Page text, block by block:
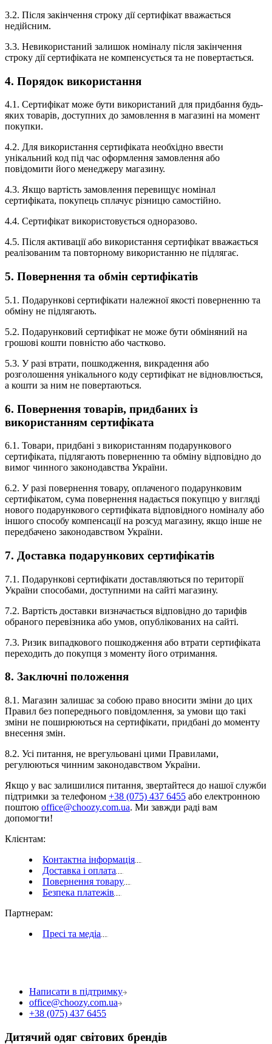
3.2. Після закінчення строку дії сертифікат вважається
недійсним.
3.3. Невикористаний залишок номіналу після закінчення
строку дії сертифіката не компенсується та не повертається.
4. Порядок використання
4.1. Сертифікат може бути використаний для придбання будь-
яких товарів, доступних до замовлення в магазині на момент
покупки.
4.2. Для використання сертифіката необхідно ввести
унікальний код під час оформлення замовлення або
повідомити його менеджеру магазину.
4.3. Якщо вартість замовлення перевищує номінал
сертифіката, покупець сплачує різницю самостійно.
4.4. Сертифікат використовується одноразово.
4.5. Після активації або використання сертифікат вважається
реалізованим та повторному використанню не підлягає.
5. Повернення та обмін сертифікатів
5.1. Подарункові сертифікати належної якості поверненню та
обміну не підлягають.
5.2. Подарунковий сертифікат не може бути обміняний на
грошові кошти повністю або частково.
5.3. У разі втрати, пошкодження, викрадення або
розголошення унікального коду сертифікат не відновлюється,
а кошти за ним не повертаються.
6. Повернення товарів, придбаних із
використанням сертифіката
6.1. Товари, придбані з використанням подарункового
сертифіката, підлягають поверненню та обміну відповідно до
вимог чинного законодавства України.
6.2. У разі повернення товару, оплаченого подарунковим
сертифікатом, сума повернення надається покупцю у вигляді
нового подарункового сертифіката відповідного номіналу або
іншого способу компенсації на розсуд магазину, якщо інше не
передбачено законодавством України.
7. Доставка подарункових сертифікатів
7.1. Подарункові сертифікати доставляються по території
України способами, доступними на сайті магазину.
7.2. Вартість доставки визначається відповідно до тарифів
обраного перевізника або умов, опублікованих на сайті.
7.3. Ризик випадкового пошкодження або втрати сертифіката
переходить до покупця з моменту його отримання.
8. Заключні положення
8.1. Магазин залишає за собою право вносити зміни до цих
Правил без попереднього повідомлення, за умови що такі
зміни не поширюються на сертифікати, придбані до моменту
внесення змін.
8.2. Усі питання, не врегульовані цими Правилами,
регулюються чинним законодавством України.
Якщо у вас залишилися питання, звертайтеся до нашої служби
підтримки за телефоном +38 (075) 437 6455 або електронною
поштою office@choozy.com.ua. Ми завжди раді вам
допомогти!
Клієнтам:
Контактна інформація
Доставка і оплата
Повернення товару
Безпека платежів
Партнерам:
Пресі та медіа
Написати в підтримку
office@choozy.com.ua
+38 (075) 437 6455
Дитячий одяг світових брендів